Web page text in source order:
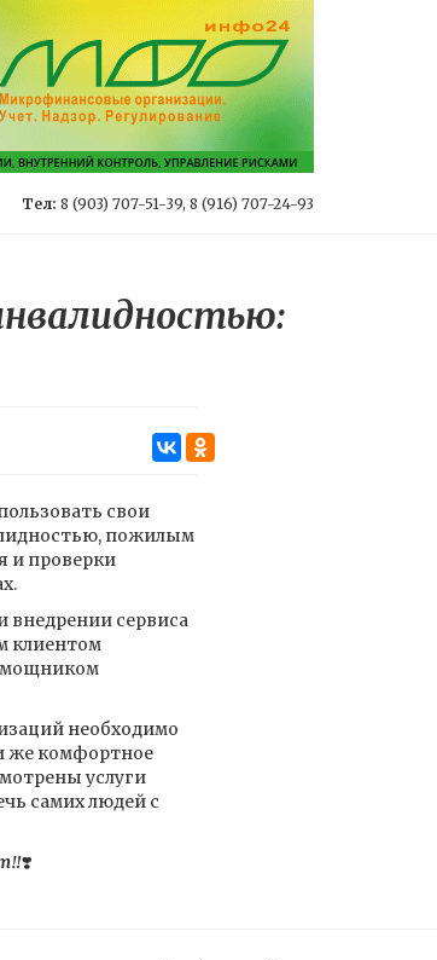
Тел: 8 (903) 707-51-39, 8 (916) 707-24-93
свои
пожилым
и проверки
внедрении сервиса
клиентом
необходимо
же комфортное
услуги
самих людей с
❣️